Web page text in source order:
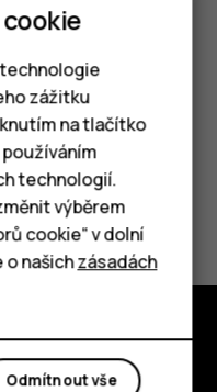
přes všechny
zážitku
na tlačítko
technologií.
výběrem
cookie“ v dolní
o našichzásadách
Odmítnout vše